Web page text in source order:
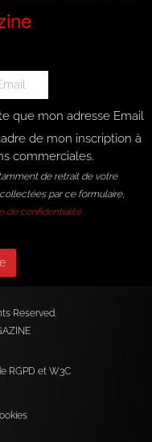
que mon adresse Email
de mon inscription à
commerciales.
de retrait de votre
par ce formulaire,
de confidentialité
Reserved.
RGPD et W3C